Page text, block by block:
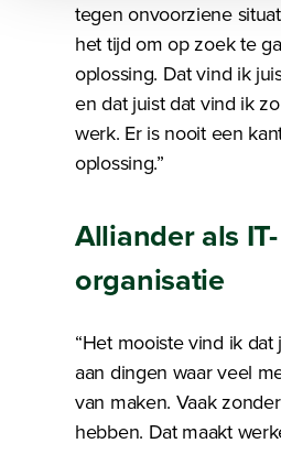
tegen onvoorziene
het tijd om op zoek te
oplossing. Dat vind ik
en dat juist dat vind ik
werk. Er is nooit een
oplossing.”
Alliander als IT-
organisatie
“Het mooiste vind ik
aan dingen waar veel
van maken. Vaak
hebben. Dat maakt